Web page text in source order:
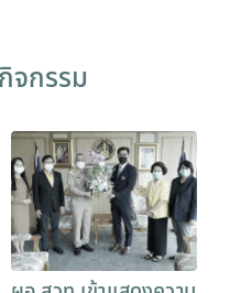
จกรรม